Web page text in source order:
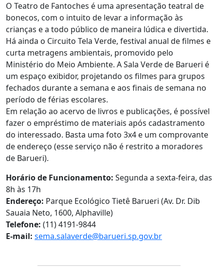
O Teatro de Fantoches é uma apresentação teatral de
bonecos, com o intuito de levar a informação às
crianças e a todo público de maneira lúdica e divertida.
Há ainda o Circuito Tela Verde, festival anual de filmes e
curta metragens ambientais, promovido pelo
Ministério do Meio Ambiente. A Sala Verde de Barueri é
um espaço exibidor, projetando os filmes para grupos
fechados durante a semana e aos finais de semana no
período de férias escolares.
Em relação ao acervo de livros e publicações, é possível
fazer o empréstimo de materiais após cadastramento
do interessado. Basta uma foto 3x4 e um comprovante
de endereço (esse serviço não é restrito a moradores
de Barueri).
Horário de Funcionamento: Segunda a sexta-feira, das
8h às 17h
Endereço: Parque Ecológico Tietê Barueri (Av. Dr. Dib
Sauaia Neto, 1600, Alphaville)
Telefone: (11) 4191-9844
E-mail: sema.salaverde@barueri.sp.gov.br